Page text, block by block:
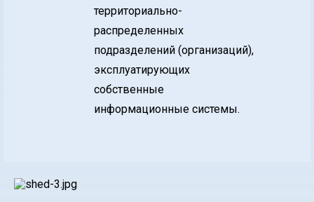
территориально-
распределенных
подразделений (организаций),
эксплуатирующих
собственные
информационные системы.